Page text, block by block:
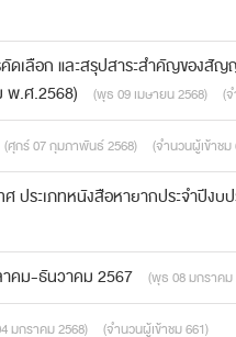
ดเลือก และสรุปสาระสำคัญของสั
พ.ศ.2568)
(พุธ 09 เมษายน 2568) (
(ศุกร์ 07 กุมภาพันธ์ 2568) (จำนวนผู้เข้าชม
ประเภทหนังสือหายากประจำปีงบ
าคม-ธันวาคม 2567 (พุธ 08 มกราคม
มกราคม 2568) (จำนวนผู้เข้าชม 661)